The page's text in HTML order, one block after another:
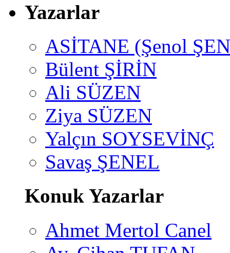
Yazarlar
ASİTANE (Şenol
Bülent ŞİRİN
Ali SÜZEN
Ziya SÜZEN
Yalçın SOYSEVİNÇ
Savaş ŞENEL
Konuk Yazarlar
Ahmet Mertol Canel